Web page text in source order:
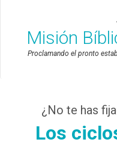
Misión
Proclamando el pronto
¿No te has
Los